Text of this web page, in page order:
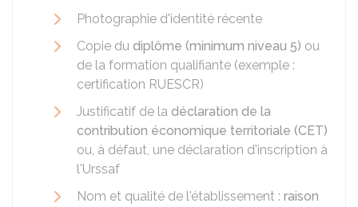
Photographie d'identité récente
Copie du diplôme (minimum niveau 5) ou
de la formation qualifiante (exemple :
certification RUESCR)
Justificatif de la déclaration de la
contribution économique territoriale (CET)
ou, à défaut, une déclaration d'inscription à
l'Urssaf
Nom et qualité de l'établissement : raison